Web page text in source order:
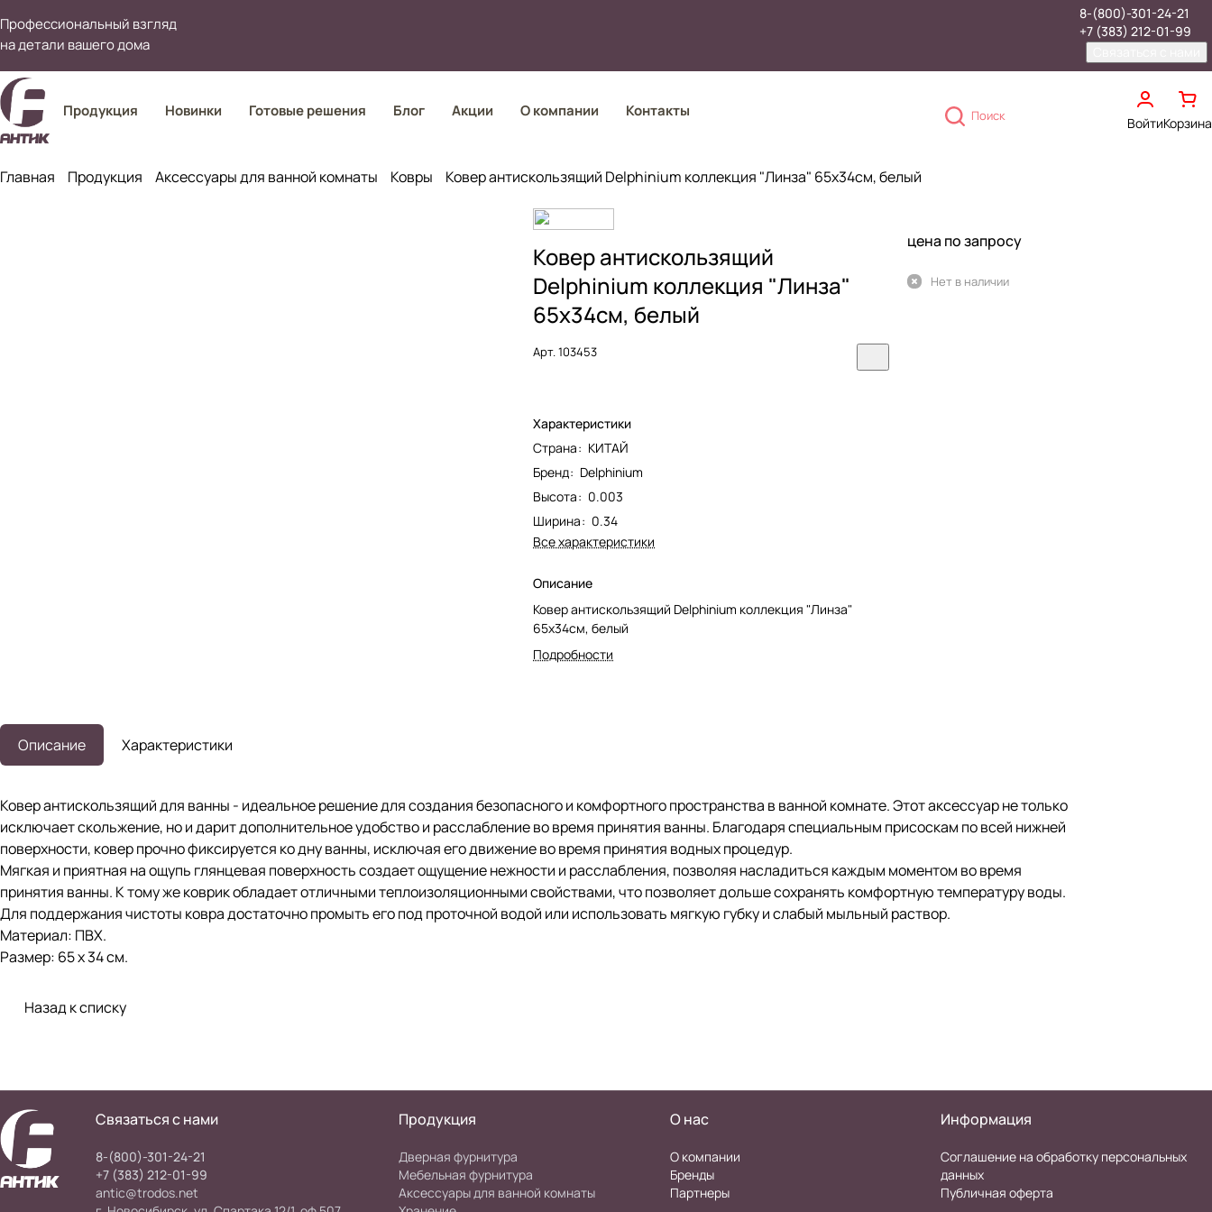
Профессиональный взгляд
на детали вашего дома
8-(800)-301-24-21
+7 (383) 212-01-99
Продукция Новинки Готовые решения Блог Акции О компании Контакты Поиск ВойтиКорзина
Главная Продукция Аксессуары для ванной комнаты Ковры Ковер антискользящий Delphinium коллекция "Линза" 65х34см, белый
Ковер антискользящий
Delphinium коллекция "Линза"
65х34см, белый
Арт.103453
Характеристики
Страна: КИТАЙ
Бренд: Delphinium
Высота: 0.003
Ширина: 0.34
Все характеристики
Описание
Ковер антискользящий Delphinium коллекция "Линза"
65х34см, белый
Подробности
цена по запросу
Нет в наличии
Описание Характеристики
Ковер антискользящий для ванны - идеальное решение для создания безопасного и комфортного пространства в ванной комнате. Этот аксессуар не только
исключает скольжение, но и дарит дополнительное удобство и расслабление во время принятия ванны. Благодаря специальным присоскам по всей нижней
поверхности, ковер прочно фиксируется ко дну ванны, исключая его движение во время принятия водных процедур.
Мягкая и приятная на ощупь глянцевая поверхность создает ощущение нежности и расслабления, позволяя насладиться каждым моментом во время
принятия ванны. К тому же коврик обладает отличными теплоизоляционными свойствами, что позволяет дольше сохранять комфортную температуру воды.
Для поддержания чистоты ковра достаточно промыть его под проточной водой или использовать мягкую губку и слабый мыльный раствор.
Материал: ПВХ.
Размер: 65 х 34 см.
Назад к списку
Связаться с нами
8-(800)-301-24-21
+7 (383) 212-01-99
antic@trodos.net
Продукция
Дверная фурнитура
Мебельная фурнитура
Аксессуары для ванной комнаты
О нас
О компании
Бренды
Партнеры
Информация
Соглашение на обработку персональных
данных
Публичная оферта